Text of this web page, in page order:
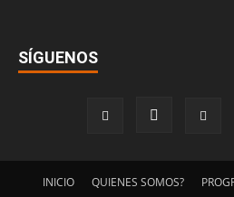
SÍGUENOS
INICIO QUIENES SOMOS?